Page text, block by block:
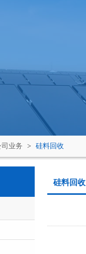
司业务 > 硅料回收
硅料回收